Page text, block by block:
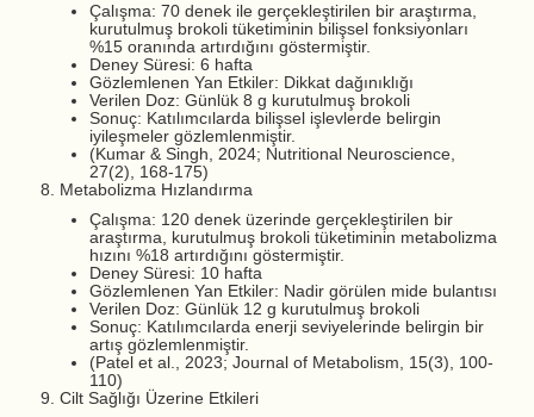
Çalışma: 70 denek ile gerçekleştirilen bir araştırma,
kurutulmuş brokoli tüketiminin bilişsel fonksiyonları
%15 oranında artırdığını göstermiştir.
Deney Süresi: 6 hafta
Gözlemlenen Yan Etkiler: Dikkat dağınıklığı
Verilen Doz: Günlük 8 g kurutulmuş brokoli
Sonuç: Katılımcılarda bilişsel işlevlerde belirgin
iyileşmeler gözlemlenmiştir.
(Kumar & Singh, 2024; Nutritional Neuroscience,
27(2), 168-175)
Metabolizma Hızlandırma
Çalışma: 120 denek üzerinde gerçekleştirilen bir
araştırma, kurutulmuş brokoli tüketiminin metabolizma
hızını %18 artırdığını göstermiştir.
Deney Süresi: 10 hafta
Gözlemlenen Yan Etkiler: Nadir görülen mide bulantısı
Verilen Doz: Günlük 12 g kurutulmuş brokoli
Sonuç: Katılımcılarda enerji seviyelerinde belirgin bir
artış gözlemlenmiştir.
(Patel et al., 2023; Journal of Metabolism, 15(3), 100-
110)
Cilt Sağlığı Üzerine Etkileri